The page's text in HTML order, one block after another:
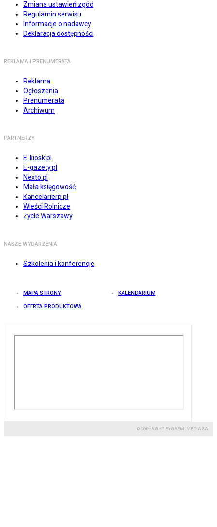
Zmiana ustawień zgód
Regulamin serwisu
Informacje o nadawcy
Deklaracja dostępności
REKLAMA I PRENUMERATA
Reklama
Ogłoszenia
Prenumerata
Archiwum
PARTNERZY
E-kiosk.pl
E-gazety.pl
Nexto.pl
Mała księgowość
Kancelarierp.pl
Wieści Rolnicze
Życie Warszawy
NASZE WYDARZENIA
Szkolenia i konferencje
MAPA STRONY KALENDARIUM
OFERTA PRODUKTOWA
© COPYRIGHT BY GREMI MEDIA SA